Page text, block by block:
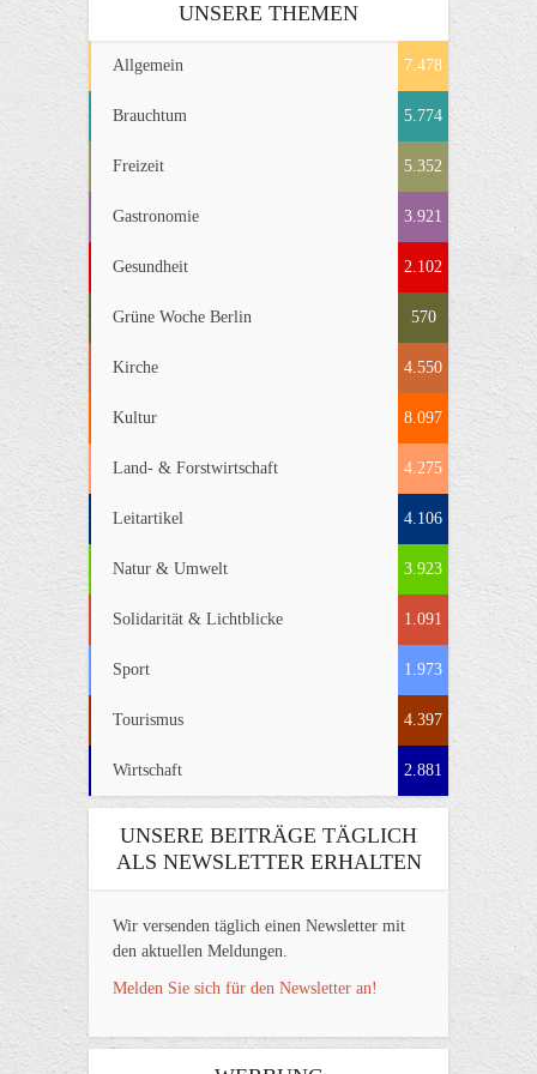
UNSERE THEMEN
Allgemein 7.478
Brauchtum 5.774
Freizeit 5.352
Gastronomie 3.921
Gesundheit 2.102
Grüne Woche Berlin 570
Kirche 4.550
Kultur 8.097
Land- & Forstwirtschaft 4.275
Leitartikel 4.106
Natur & Umwelt 3.923
Solidarität & Lichtblicke 1.091
Sport 1.973
Tourismus 4.397
Wirtschaft 2.881
UNSERE BEITRÄGE TÄGLICH
ALS NEWSLETTER ERHALTEN
Wir versenden täglich einen Newsletter mit
den aktuellen Meldungen.
Melden Sie sich für den Newsletter an!